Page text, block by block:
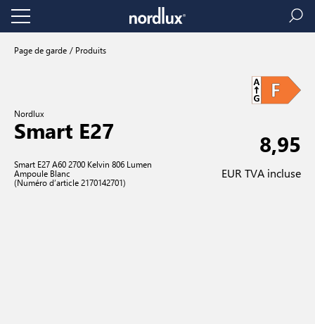
Page de garde Produits
Nordlux
Smart E27
Smart E27 A60 2700 Kelvin 806 Lumen
Ampoule Blanc
(Numéro d’article 2170142701)
8,95
EUR TVA incluse